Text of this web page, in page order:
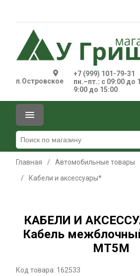
п.Островское
+7 (999) 101-79-31
пн.–пт.: с 09:00 до
9:00 до 15:00
Главная / Автомобильные товары
/
Кабели и аксессуары*
КАБЕЛИ И
Кабель
МТ5М
Код товара: 162533